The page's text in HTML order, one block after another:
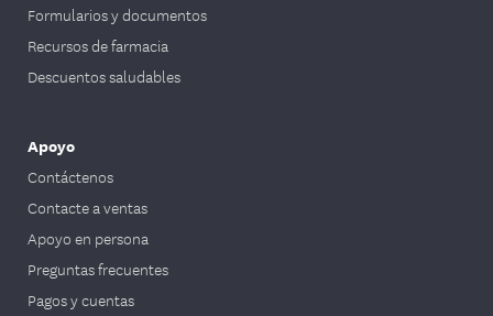
Formularios y documentos
Recursos de farmacia
Descuentos saludables
Apoyo
Contáctenos
Contacte a ventas
Apoyo en persona
Preguntas frecuentes
Pagos y cuentas